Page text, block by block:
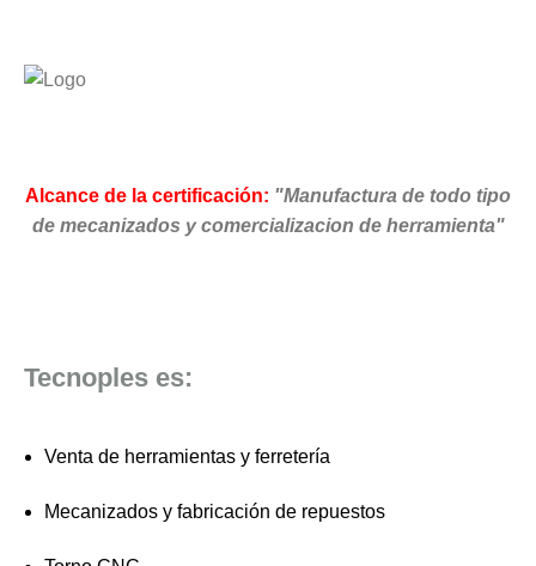
Alcance de la certificación: "Manufactura de todo tipo
de mecanizados y comercializacion de herramienta"
Tecnoples es:
Venta de herramientas y ferretería
Mecanizados y fabricación de repuestos